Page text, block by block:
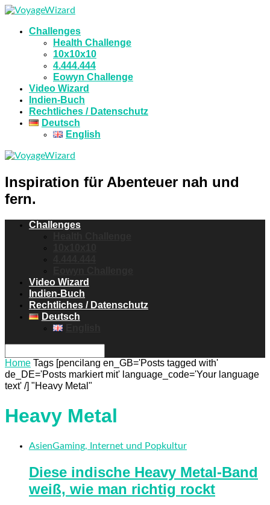
Challenges
Health Challenge
10x10x10
4.444.444
Eowyn Challenge
Video Wizard
Indien-Buch
Rechtliches / Datenschutz
Deutsch
English
Inspiration für Abenteuer nah und
fern.
Challenges
Video Wizard
Indien-Buch
Rechtliches / Datenschutz
Deutsch
Home Tags [pencilang en_GB='Posts tagged with'
de_DE='Posts markiert mit' language_code='Your language
text' /] "Heavy Metal"
Heavy Metal
AsienGaming, Internet und Popkultur
Diese indische Heavy Metal-Band
weiß, wie man richtig rockt